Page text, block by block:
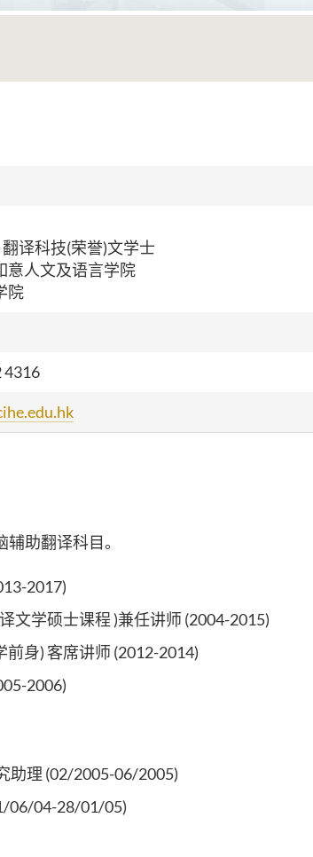
译科技(荣誉)文学士
意人文及语言学院
院
4316
助翻译科目。
2017)
文学硕士课程 )兼任讲师 (2004-2015)
身) 客席讲师 (2012-2014)
讲师 (2005-2006)
助理 (02/2005-06/2005)
06/04-28/01/05)